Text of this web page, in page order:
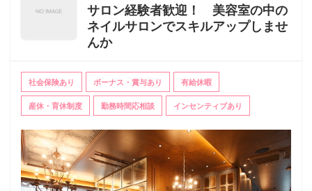
サロン経験者歓迎！ 美容室の中の
ネイルサロンでスキルアップしませ
んか
社会保険あり ボーナス・賞与あり 有給休暇
産休・育休制度 勤務時間応相談 インセンティブあり